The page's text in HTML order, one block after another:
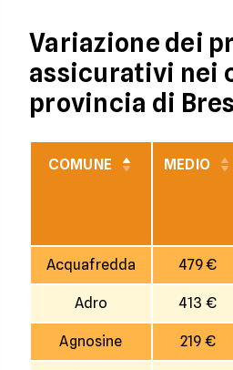
Variazione dei
assicurativi nei
provincia di
COMUNE MEDIO
Acquafredda 479 €
Adro 413 €
Agnosine 219 €